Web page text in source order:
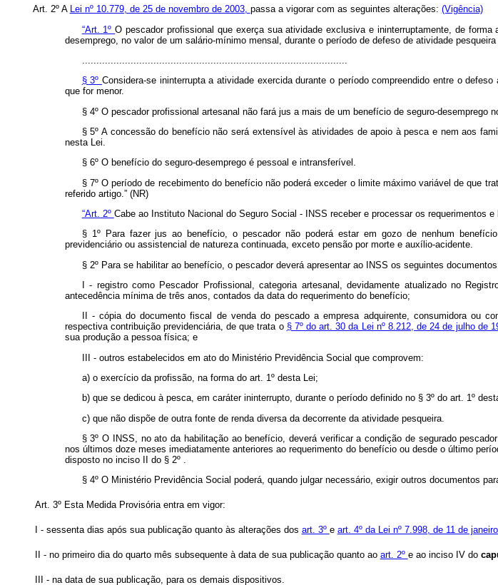
Art. 2º A Lei nº 10.779, de 25 de novembro de 2003, passa a vigorar com as seguintes alterações: (Vigência)
“Art. 1ºO pescador profissional que exerça sua atividade exclusiva e ininterruptamente, de
desemprego, no valor de um salário-mínimo mensal, durante o período de defeso de atividade
.............................................................................................
§ 3º Considera-se ininterrupta a atividade exercida durante o período compreendido entre o
que for menor.
§ 4º O pescador profissional artesanal não fará jus a mais de um benefício de seguro-desemprego
§ 5º A concessão do benefício não será extensível às atividades de apoio à pesca e nem aos
nesta Lei.
§ 6º O benefício do seguro-desemprego é pessoal e intransferível.
§ 7º O período de recebimento do benefício não poderá exceder o limite máximo variável de que
referido artigo.” (NR)
“Art. 2º Cabe ao Instituto Nacional do Seguro Social - INSS receber e processar os requerimentos
§ 1º Para fazer jus ao benefício, o pescador não poderá estar em gozo de nenhum
previdenciário ou assistencial de natureza continuada, exceto pensão por morte e auxílio-acidente.
§ 2º Para se habilitar ao benefício, o pescador deverá apresentar ao INSS os seguintes
I - registro como Pescador Profissional, categoria artesanal, devidamente atualizado no
antecedência mínima de três anos, contados da data do requerimento do benefício;
II - cópia do documento fiscal de venda do pescado a empresa adquirente, consumidora ou
respectiva contribuição previdenciária, de que trata o § 7º do art. 30 da Lei nº 8.212, de 24 de julho de
sua produção a pessoa física; e
III - outros estabelecidos em ato do Ministério Previdência Social que comprovem:
a) o exercício da profissão, na forma do art. 1º desta Lei;
b) que se dedicou à pesca, em caráter ininterrupto, durante o período definido no § 3º do art. 1º
c) que não dispõe de outra fonte de renda diversa da decorrente da atividade pesqueira.
§ 3º O INSS, no ato da habilitação ao benefício, deverá verificar a condição de segurado
nos últimos doze meses imediatamente anteriores ao requerimento do benefício ou desde o último
disposto no inciso II do § 2º .
§ 4º O Ministério Previdência Social poderá, quando julgar necessário, exigir outros documentos
Art. 3º Esta Medida Provisória entra em vigor:
I - sessenta dias após sua publicação quanto às alterações dos art. 3º e art. 4º da Lei nº 7.998, de 11 de
II - no primeiro dia do quarto mês subsequente à data de sua publicação quanto ao art. 2º e ao inciso IV do
III - na data de sua publicação, para os demais dispositivos.